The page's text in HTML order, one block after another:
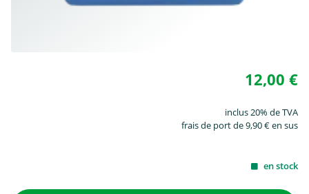
12,00 €
inclus 20% de TVA
frais de port de 9,90 € en sus
en stock